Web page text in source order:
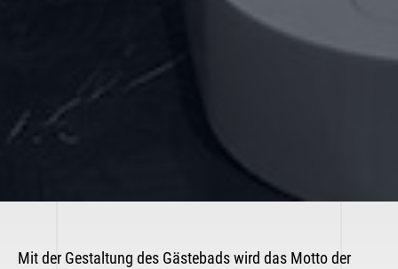
Mit der Gestaltung des Gästebads wird das Motto der